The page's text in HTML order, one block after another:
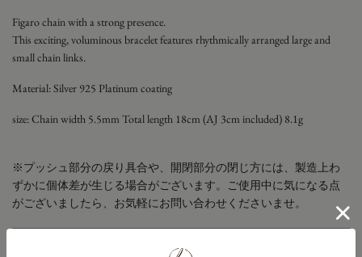
Figaro chain with a strong presence.
This exciting, voluminous bracelet features rhythmically arranged large and
small chain links.
Material: Silver 925 Platinum coating
size:Chain width 5.5mm Total length 18cm (AJ 3cm included) 8.1g
※プッシュ部分の戻り具合や、開閉部分の閉じ方には、製造上わ
ずかに個体差が生じる場合がございます。ご使用中に気になる点
がございましたら、お気軽にお問い合わせくださいませ。